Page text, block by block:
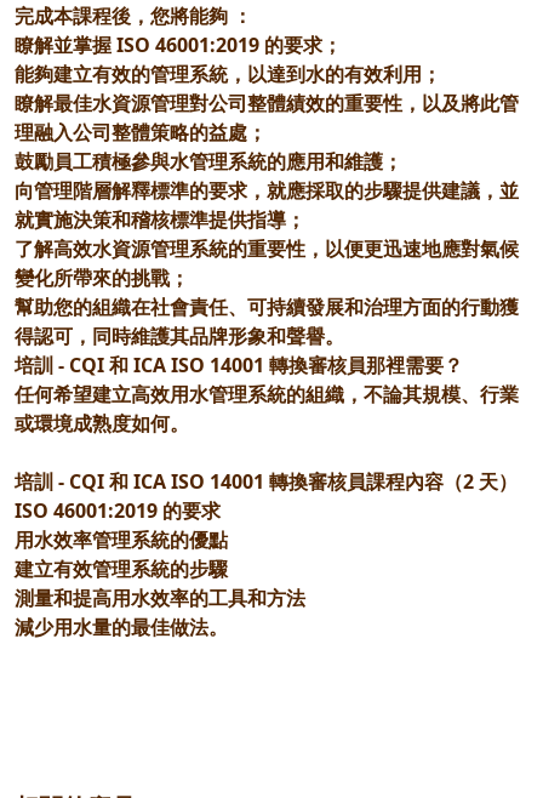
完成本課程後，您將能夠 ：
瞭解並掌握 ISO 46001:2019 的要求；
能夠建立有效的管理系統，以達到水的有效利用；
瞭解最佳水資源管理對公司整體績效的重要性，以及將此管
理融入公司整體策略的益處；
鼓勵員工積極參與水管理系統的應用和維護；
向管理階層解釋標準的要求，就應採取的步驟提供建議，並
就實施決策和稽核標準提供指導；
了解高效水資源管理系統的重要性，以便更迅速地應對氣候
變化所帶來的挑戰；
幫助您的組織在社會責任、可持續發展和治理方面的行動獲
得認可，同時維護其品牌形象和聲譽。
培訓 - CQI 和 ICA ISO 14001 轉換審核員那裡需要？
任何希望建立高效用水管理系統的組織，不論其規模、行業
或環境成熟度如何。
培訓 - CQI 和 ICA ISO 14001 轉換審核員課程內容（2 天）
ISO 46001:2019 的要求
用水效率管理系統的優點
建立有效管理系統的步驟
測量和提高用水效率的工具和方法
減少用水量的最佳做法。